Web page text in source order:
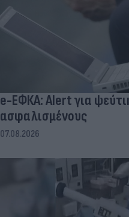
e-ΕΦΚΑ: Alert για
ασφαλισμένους
07.08.2026